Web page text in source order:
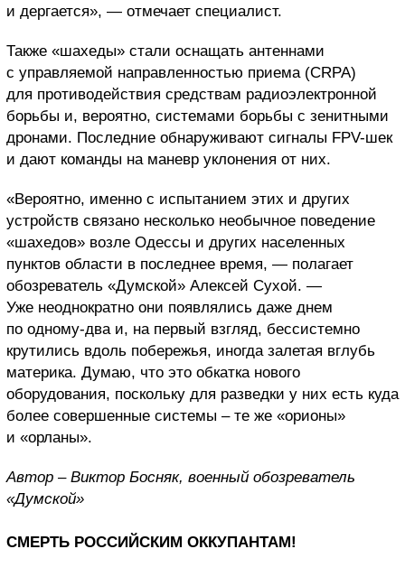
и дергается», — отмечает специалист.
Также «шахеды» стали оснащать антеннами
с управляемой направленностью приема (CRPA)
для противодействия средствам радиоэлектронной
борьбы и, вероятно, системами борьбы с зенитными
дронами. Последние обнаруживают сигналы FPV-шек
и дают команды на маневр уклонения от них.
«Вероятно, именно с испытанием этих и других
устройств связано несколько необычное поведение
«шахедов» возле Одессы и других населенных
пунктов области в последнее время, — полагает
обозреватель «Думской» Алексей Сухой. —
Уже неоднократно они появлялись даже днем
по одному-два и, на первый взгляд, бессистемно
крутились вдоль побережья, иногда залетая вглубь
материка. Думаю, что это обкатка нового
оборудования, поскольку для разведки у них есть куда
более совершенные системы – те же «орионы»
и «орланы».
Автор – Виктор Босняк, военный обозреватель
«Думской»
СМЕРТЬ РОССИЙСКИМ ОККУПАНТАМ!